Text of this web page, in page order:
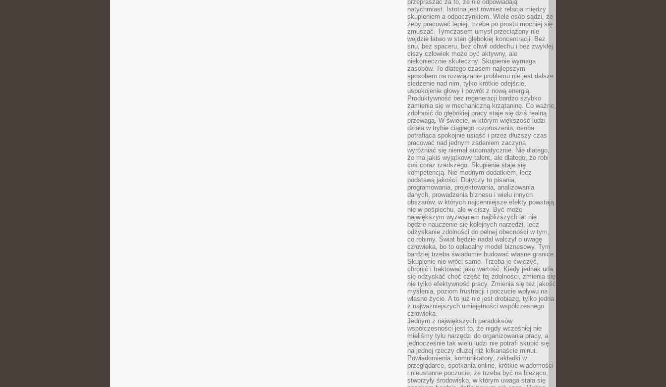
przepraszać za to, że nie odpowiadają
natychmiast. Istotna jest również relacja między
skupieniem a odpoczynkiem. Wiele osób sądzi, że
żeby pracować lepiej, trzeba po prostu mocniej się
zmuszać. Tymczasem umysł przeciążony nie
wejdzie łatwo w stan głębokiej koncentracji. Bez
snu, bez spaceru, bez chwil oddechu i bez zwykłej
ciszy człowiek może być aktywny, ale
niekoniecznie skuteczny. Skupienie wymaga
zasobów. To dlatego czasem najlepszym
sposobem na rozwiązanie problemu nie jest dalsze
siedzenie nad nim, tylko krótkie odejście,
uspokojenie głowy i powrót z nową energią.
Produktywność bez regeneracji bardzo szybko
zamienia się w mechaniczną krzątaninę. Co ważne,
zdolność do głębokiej pracy staje się dziś realną
przewagą. W świecie, w którym większość ludzi
działa w trybie ciągłego rozproszenia, osoba
potrafiąca spokojnie usiąść i przez dłuższy czas
pracować nad jednym zadaniem zaczyna
wyróżniać się niemal automatycznie. Nie dlatego,
że ma jakiś wyjątkowy talent, ale dlatego, że robi
coś coraz rzadszego. Skupienie staje się
kompetencją. Nie modnym dodatkiem, lecz
podstawą jakości. Dotyczy to pisania,
programowania, projektowania, analizowania
danych, prowadzenia biznesu i wielu innych
obszarów, w których najcenniejsze efekty powstają
nie w pośpiechu, ale w ciszy. Być może
największym wyzwaniem najbliższych lat nie
będzie nauczenie się kolejnych narzędzi, lecz
odzyskanie zdolności do pełnej obecności w tym,
co robimy. Świat będzie nadal walczył o uwagę
człowieka, bo to opłacalny model biznesowy. Tym
bardziej trzeba świadomie budować własne granice.
Skupienie nie wróci samo. Trzeba je ćwiczyć,
chronić i traktować jako wartość. Kiedy jednak uda
się odzyskać choć część tej zdolności, zmienia się
nie tylko efektywność pracy. Zmienia się też jakość
myślenia, poziom frustracji i poczucie wpływu na
własne życie. A to już nie jest drobiazg, tylko jedna
z najważniejszych umiejętności współczesnego
człowieka.
Jednym z największych paradoksów
współczesności jest to, że nigdy wcześniej nie
mieliśmy tylu narzędzi do organizowania pracy, a
jednocześnie tak wielu ludzi nie potrafi skupić się
na jednej rzeczy dłużej niż kilkanaście minut.
Powiadomienia, komunikatory, zakładki w
przeglądarce, spotkania online, krótkie wiadomości
i nieustanne poczucie, że trzeba być na bieżąco,
stworzyły środowisko, w którym uwaga stała się